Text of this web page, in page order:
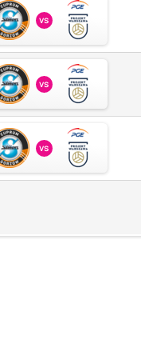
vs
vs
vs